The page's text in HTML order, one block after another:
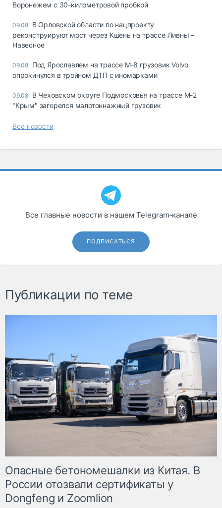
Воронежем с 30-километровой пробкой
09.08 В Орловской области по нацпроекту
реконструируют мост через Кшень на трассе Ливны –
Навесное
09.08 Под Ярославлем на трассе М-8 грузовик Volvo
опрокинулся в тройном ДТП с иномарками
09.08 В Чеховском округе Подмосковья на трассе М-2
"Крым" загорелся малотоннажный грузовик
Все новости
Все главные новости в нашем Telegram‑канале
ПОДПИСАТЬСЯ
Публикации по теме
Опасные бетономешалки из Китая. В
России отозвали сертификаты у
Dongfeng и Zoomlion